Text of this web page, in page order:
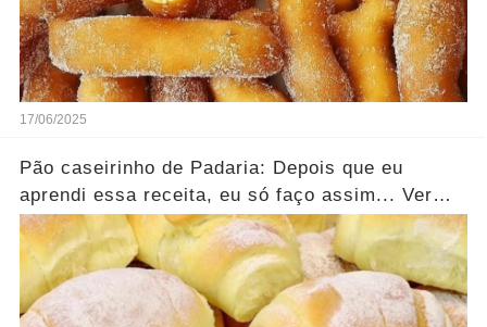
17/06/2025
Pão caseirinho de Padaria: Depois que eu
aprendi essa receita, eu só faço assim... Ver
mais